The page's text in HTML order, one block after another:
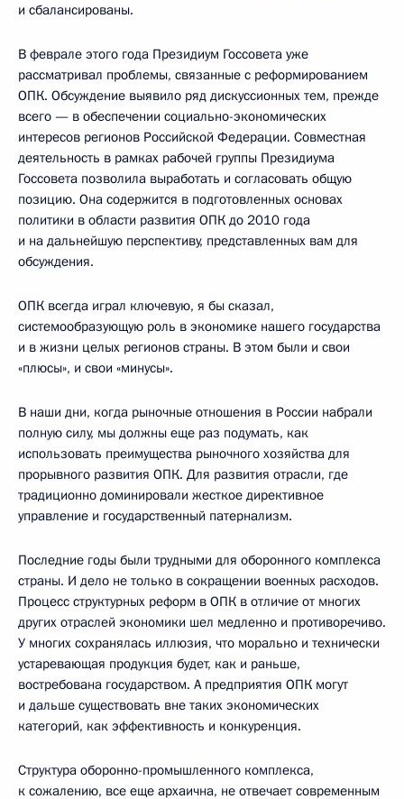
и сбалансированы.
В феврале этого года Президиум Госсовета уже
рассматривал проблемы, связанные с реформированием
ОПК. Обсуждение выявило ряд дискуссионных тем, прежде
всего — в обеспечении социально-экономических
интересов регионов Российской Федерации. Совместная
деятельность в рамках рабочей группы Президиума
Госсовета позволила выработать и согласовать общую
позицию. Она содержится в подготовленных основах
политики в области развития ОПК до 2010 года
и на дальнейшую перспективу, представленных вам для
обсуждения.
ОПК всегда играл ключевую, я бы сказал,
системообразующую роль в экономике нашего государства
и в жизни целых регионов страны. В этом были и свои
«плюсы», и свои «минусы».
В наши дни, когда рыночные отношения в России набрали
полную силу, мы должны еще раз подумать, как
использовать преимущества рыночного хозяйства для
прорывного развития ОПК. Для развития отрасли, где
традиционно доминировали жесткое директивное
управление и государственный патернализм.
Последние годы были трудными для оборонного комплекса
страны. И дело не только в сокращении военных расходов.
Процесс структурных реформ в ОПК в отличие от многих
других отраслей экономики шел медленно и противоречиво.
У многих сохранялась иллюзия, что морально и технически
устаревающая продукция будет, как и раньше,
востребована государством. А предприятия ОПК могут
и дальше существовать вне таких экономических
категорий, как эффективность и конкуренция.
Структура оборонно-промышленного комплекса,
к сожалению, все еще архаична, не отвечает современным